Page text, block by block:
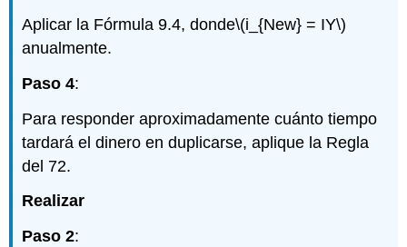
Aplicar la Fórmula 9.4, donde\(i_{New} = IY\)
anualmente.
Paso 4:
Para responder aproximadamente cuánto tiempo
tardará el dinero en duplicarse, aplique la Regla
del 72.
Realizar
Paso 2: